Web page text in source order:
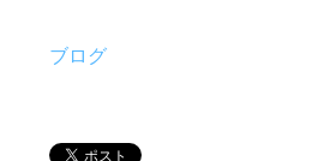
ブログ